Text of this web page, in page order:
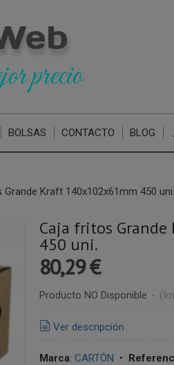
precio
BOLSAS CONTACTO BLOG
Kraft 140x102x61mm 450 uni.
Caja fritos
450 uni.
80,29 €
Producto NO Disponible -
Ver descripción
Marca: CARTÓN •